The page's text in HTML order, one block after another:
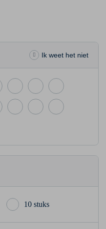
Ik weet het niet
10 stuks